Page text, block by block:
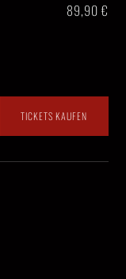
89,90 €
TICKETS KAUFEN